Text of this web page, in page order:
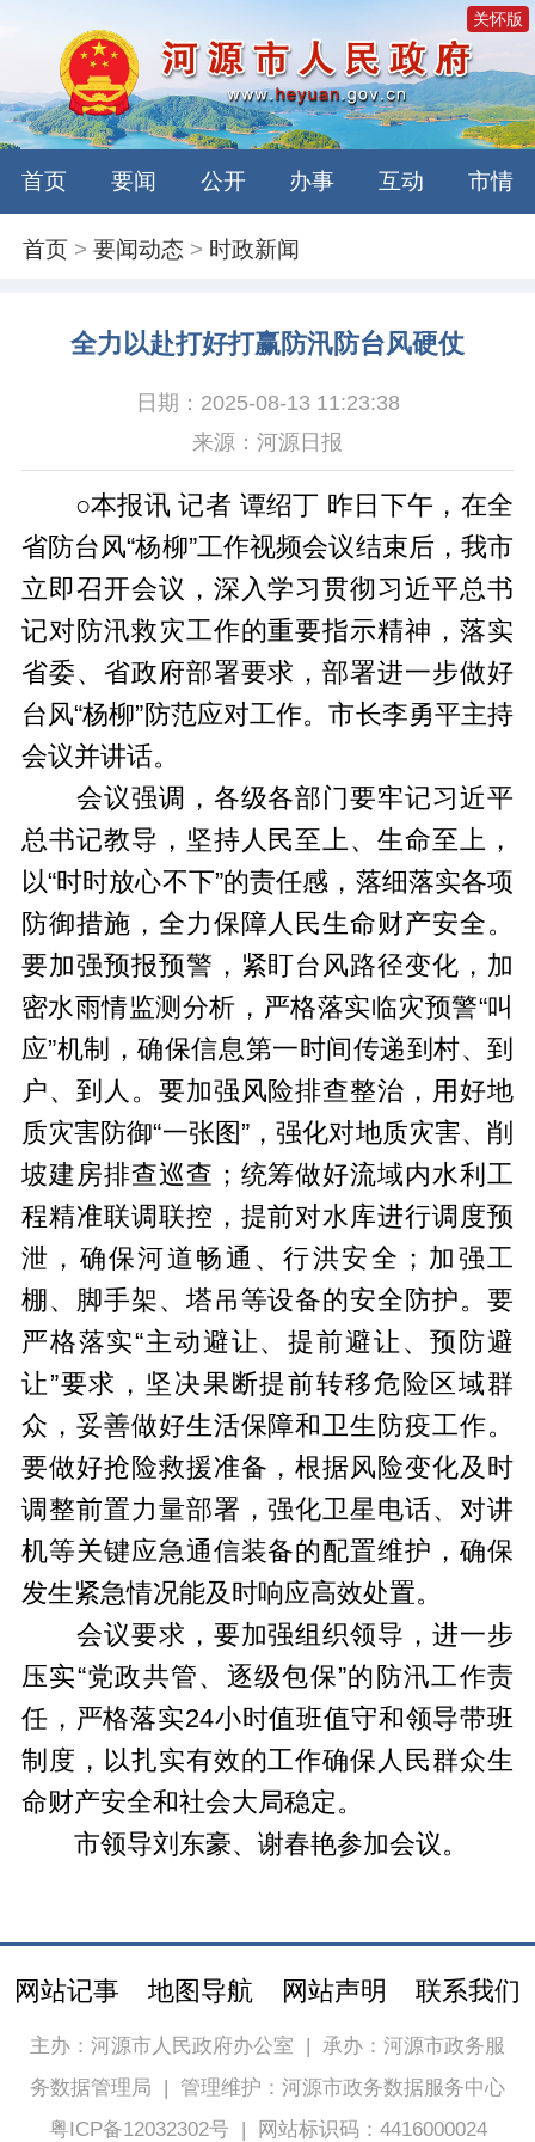
关怀版
首页 要闻 公开 办事 互动 市情
首页 >要闻动态 > 时政新闻
全力以赴打好打赢防汛防台风硬仗
日期：2025-08-13 11:23:38
来源：河源日报
○本报讯 记者 谭绍丁 昨日下午，在全
省防台风“杨柳”工作视频会议结束后，我市
立即召开会议，深入学习贯彻习近平总书
记对防汛救灾工作的重要指示精神，落实
省委、省政府部署要求，部署进一步做好
台风“杨柳”防范应对工作。市长李勇平主持
会议并讲话。
会议强调，各级各部门要牢记习近平
总书记教导，坚持人民至上、生命至上，
以“时时放心不下”的责任感，落细落实各项
防御措施，全力保障人民生命财产安全。
要加强预报预警，紧盯台风路径变化，加
密水雨情监测分析，严格落实临灾预警“叫
应”机制，确保信息第一时间传递到村、到
户、到人。要加强风险排查整治，用好地
质灾害防御“一张图”，强化对地质灾害、削
坡建房排查巡查；统筹做好流域内水利工
程精准联调联控，提前对水库进行调度预
泄，确保河道畅通、行洪安全；加强工
棚、脚手架、塔吊等设备的安全防护。要
严格落实“主动避让、提前避让、预防避
让”要求，坚决果断提前转移危险区域群
众，妥善做好生活保障和卫生防疫工作。
要做好抢险救援准备，根据风险变化及时
调整前置力量部署，强化卫星电话、对讲
机等关键应急通信装备的配置维护，确保
发生紧急情况能及时响应高效处置。
会议要求，要加强组织领导，进一步
压实“党政共管、逐级包保”的防汛工作责
任，严格落实24小时值班值守和领导带班
制度，以扎实有效的工作确保人民群众生
命财产安全和社会大局稳定。
市领导刘东豪、谢春艳参加会议。
网站记事 地图导航 网站声明 联系我们
主办：河源市人民政府办公室 | 承办：河源市政务服
务数据管理局 | 管理维护：河源市政务数据服务中心
粤ICP备12032302号| 网站标识码：4416000024